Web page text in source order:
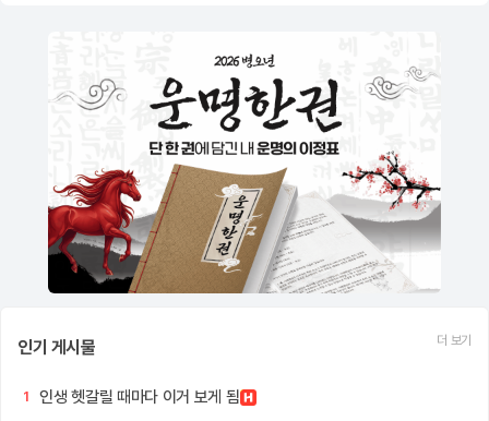
인기 게시물 더 보기
1 인생 헷갈릴 때마다 이거 보게 됨